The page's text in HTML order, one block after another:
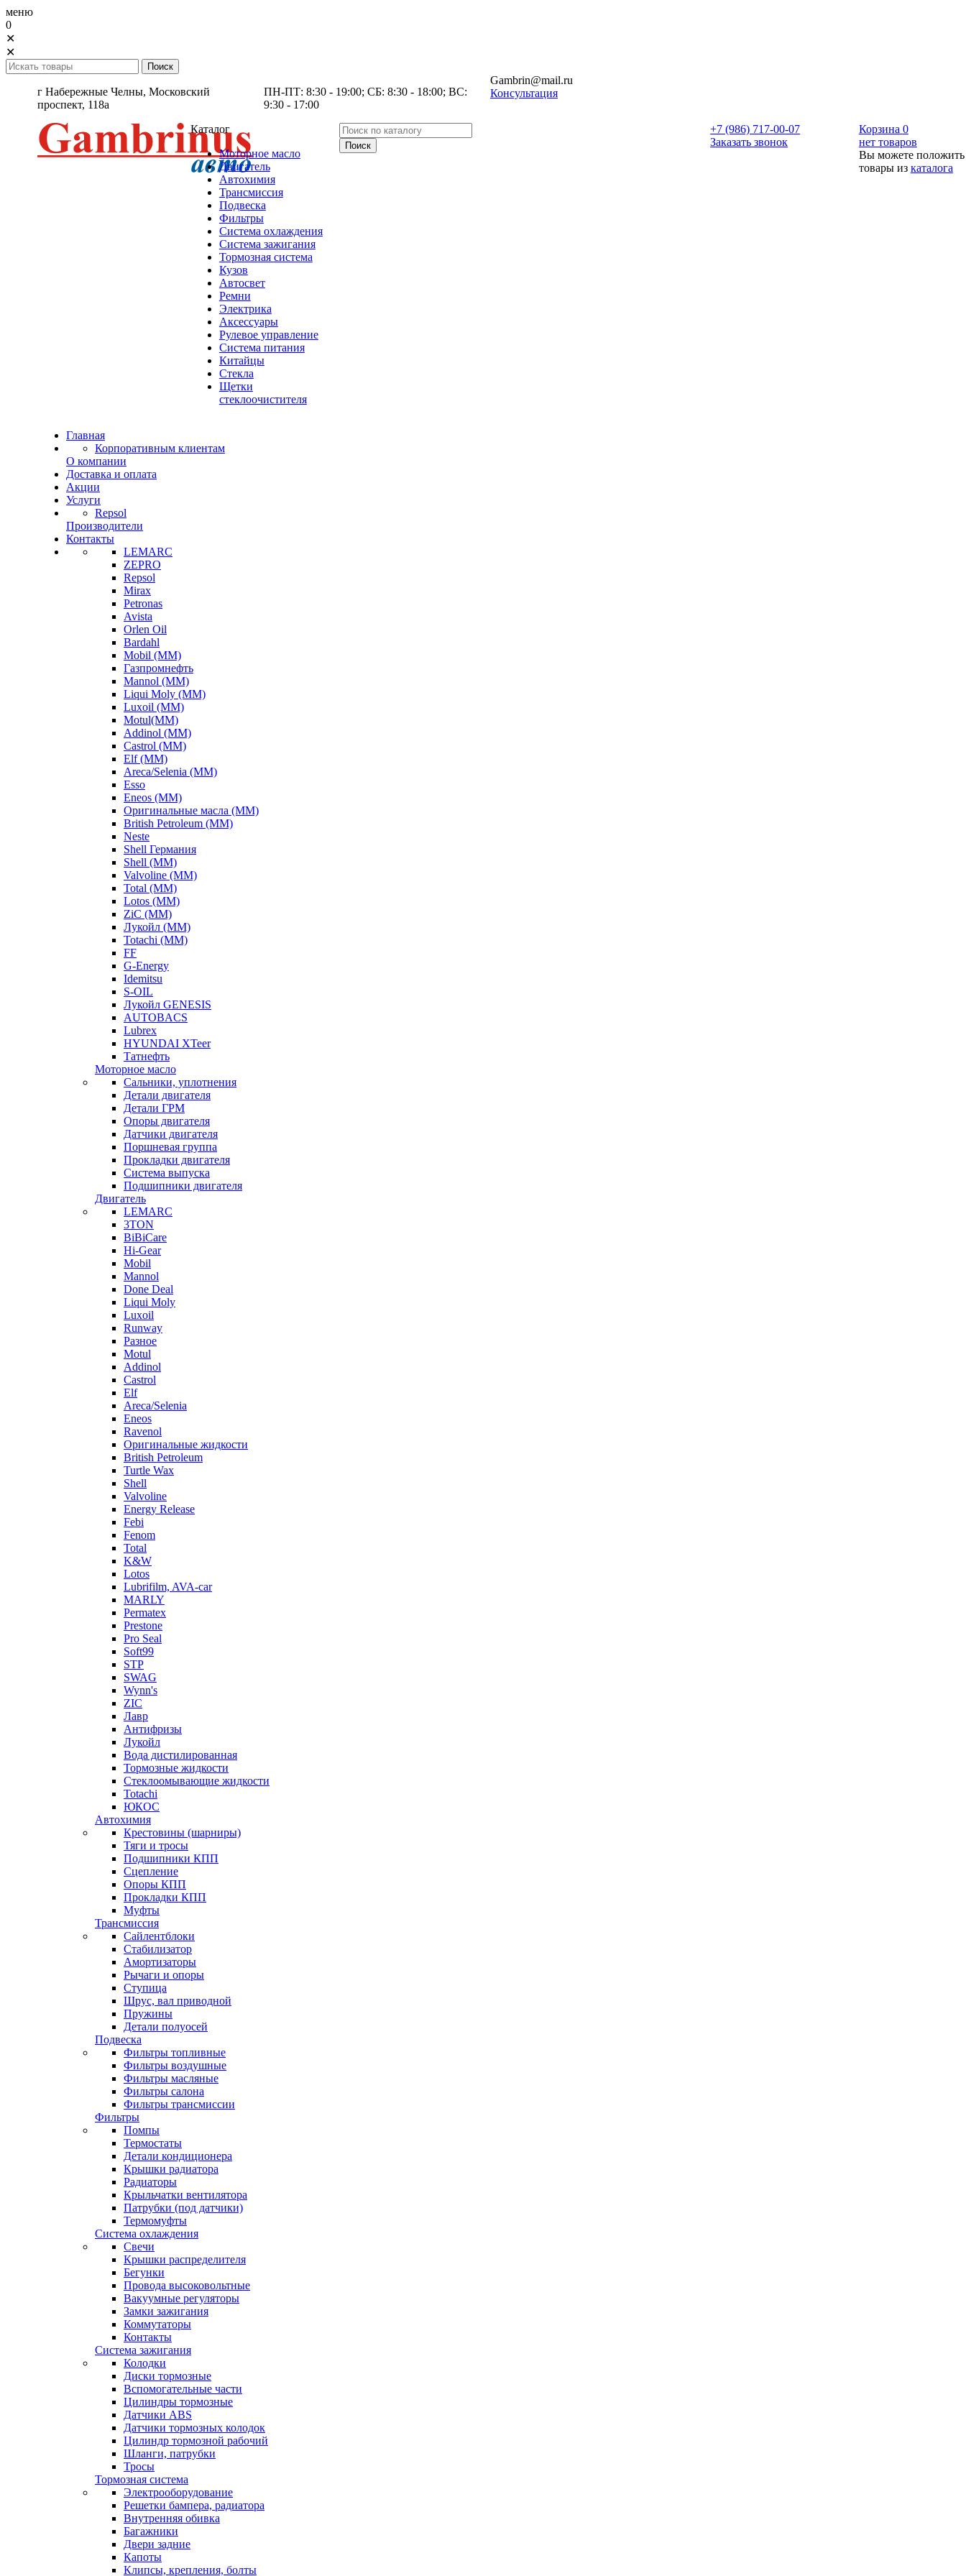
меню
0
✕
✕
г Набережные Челны, Московский
проспект, 118а
ПН-ПТ: 8:30 - 19:00; СБ: 8:30 - 18:00; ВС:
9:30 - 17:00
Gambrin@mail.ru
Консультация
Каталог
Моторное масло
Двигатель
Автохимия
Трансмиссия
Подвеска
Фильтры
Система охлаждения
Система зажигания
Тормозная система
Кузов
Автосвет
Ремни
Электрика
Аксессуары
Рулевое управление
Система питания
Китайцы
Стекла
Щетки
стеклоочистителя
+7 (986) 717-00-07
Заказать звонок
Корзина 0
нет товаров
Вы можете положить
товары из каталога
Главная
Корпоративным клиентам
О компании
Доставка и оплата
Акции
Услуги
Repsol
Производители
Контакты
LEMARC
ZEPRO
Repsol
Mirax
Petronas
Avista
Orlen Oil
Bardahl
Mobil (ММ)
Газпромнефть
Mannol (ММ)
Liqui Moly (ММ)
Luxoil (ММ)
Motul(ММ)
Addinol (ММ)
Castrol (ММ)
Elf (ММ)
Areca/Selenia (ММ)
Esso
Eneos (ММ)
Оригинальные масла (ММ)
British Petroleum (ММ)
Neste
Shell Германия
Shell (ММ)
Valvoline (ММ)
Total (ММ)
Lotos (ММ)
ZiC (ММ)
Лукойл (ММ)
Totachi (MM)
FF
G-Energy
Idemitsu
S-OIL
Лукойл GENESIS
AUTOBACS
Lubrex
HYUNDAI XTeer
Татнефть
Моторное масло
Сальники, уплотнения
Детали двигателя
Детали ГРМ
Опоры двигателя
Датчики двигателя
Поршневая группа
Прокладки двигателя
Система выпуска
Подшипники двигателя
Двигатель
LEMARC
3TON
BiBiCare
Hi-Gear
Mobil
Mannol
Done Deal
Liqui Moly
Luxoil
Runway
Разное
Motul
Addinol
Castrol
Elf
Areca/Selenia
Eneos
Ravenol
Оригинальные жидкости
British Petroleum
Turtle Wax
Shell
Valvoline
Energy Release
Febi
Fenom
Total
K&W
Lotos
Lubrifilm, AVA-car
MARLY
Permatex
Prestone
Pro Seal
Soft99
STP
SWAG
Wynn's
ZIC
Лавр
Антифризы
Лукойл
Вода дистилированная
Тормозные жидкости
Стеклоомывающие жидкости
Totachi
ЮКОС
Автохимия
Крестовины (шарниры)
Тяги и тросы
Подшипники КПП
Сцепление
Опоры КПП
Прокладки КПП
Муфты
Трансмиссия
Сайлентблоки
Стабилизатор
Амортизаторы
Рычаги и опоры
Ступица
Шрус, вал приводной
Пружины
Детали полуосей
Подвеска
Фильтры топливные
Фильтры воздушные
Фильтры масляные
Фильтры салона
Фильтры трансмиссии
Фильтры
Помпы
Термостаты
Детали кондиционера
Крышки радиатора
Радиаторы
Крыльчатки вентилятора
Патрубки (под датчики)
Термомуфты
Система охлаждения
Свечи
Крышки распределителя
Бегунки
Провода высоковольтные
Вакуумные регуляторы
Замки зажигания
Коммутаторы
Контакты
Система зажигания
Колодки
Диски тормозные
Вспомогательные части
Цилиндры тормозные
Датчики ABS
Датчики тормозных колодок
Цилиндр тормозной рабочий
Шланги, патрубки
Тросы
Тормозная система
Электрооборудование
Решетки бампера, радиатора
Внутренняя обивка
Багажники
Двери задние
Капоты
Клипсы, крепления, болты